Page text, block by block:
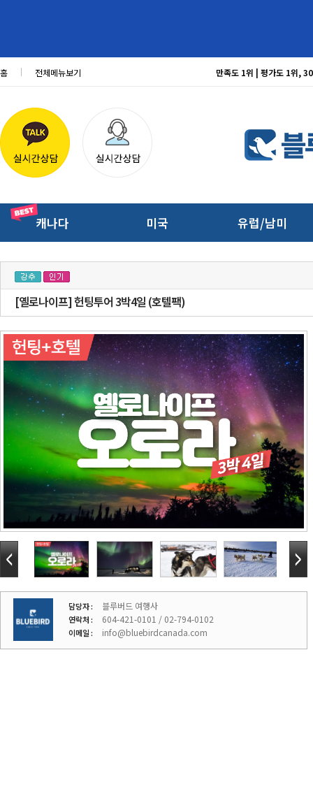
홈 전체메뉴보기 만족도 1위 | 평가도 1위,
캐나다 미국 유럽/남미
[옐로나이프] 헌팅투어 3박4일 (호텔팩)
담당자 : 블루버드 여행사
연락처 : 604-421-0101 / 02-794-0102
이메일 : info@bluebirdcanada.com